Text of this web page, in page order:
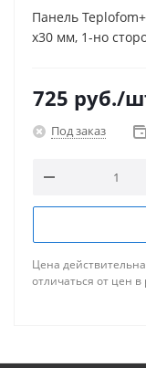
Панель
x30 мм, 1-но
725 руб./
Под заказ
Цена
отличаться от цен